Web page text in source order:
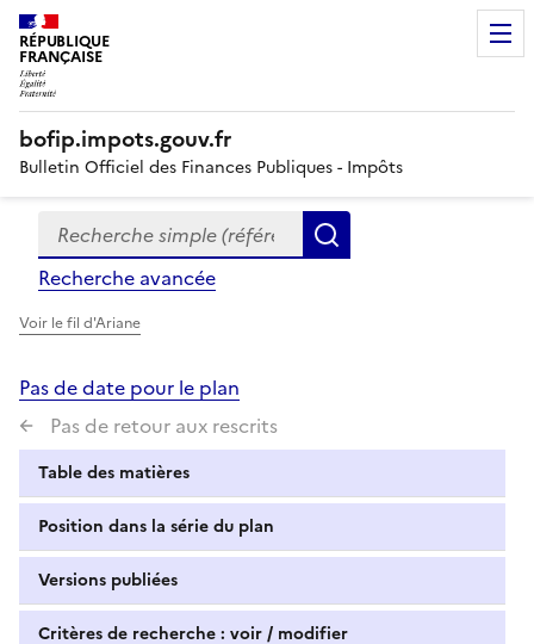
RÉPUBLIQUE
FRANÇAISE
bofip.impots.gouv.fr
Bulletin Officiel des Finances Publiques - Impôts
Formulaire
de
recherche
Recherche simple (références, mots clés, partie du
Recherche avancée
Voir le fil d'Ariane
Pas de date pour le plan
Pas de retour aux rescrits
Table des matières
Position dans la série du plan
Versions publiées
Critères de recherche : voir / modifier